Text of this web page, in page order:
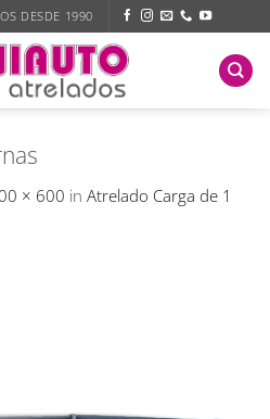
DESDE 1990
× 600 in Atrelado Carga de 1